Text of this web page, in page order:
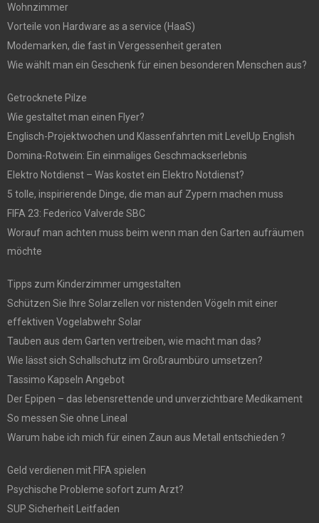
Wohnzimmer
Vorteile von Hardware as a service (HaaS)
Modemarken, die fast in Vergessenheit geraten
Wie wählt man ein Geschenk für einen besonderen Menschen aus?
Getrocknete Pilze
Wie gestaltet man einen Flyer?
Englisch-Projektwochen und Klassenfahrten mit LevelUp English
Domina-Rotwein: Ein einmaliges Geschmackserlebnis
Elektro Notdienst – Was kostet ein Elektro Notdienst?
5 tolle, inspirierende Dinge, die man auf Zypern machen muss
FIFA 23: Federico Valverde SBC
Worauf man achten muss beim wenn man den Garten aufräumen
möchte
Tipps zum Kinderzimmer umgestalten
Schützen Sie Ihre Solarzellen vor nistenden Vögeln mit einer
effektiven Vogelabwehr Solar
Tauben aus dem Garten vertreiben, wie macht man das?
Wie lässt sich Schallschutz im Großraumbüro umsetzen?
Tassimo Kapseln Angebot
Der Epipen – das lebensrettende und unverzichtbare Medikament
So messen Sie ohne Lineal
Warum habe ich mich für einen Zaun aus Metall entschieden ?
Geld verdienen mit FIFA spielen
Psychische Probleme sofort zum Arzt?
SUP Sicherheit Leitfaden